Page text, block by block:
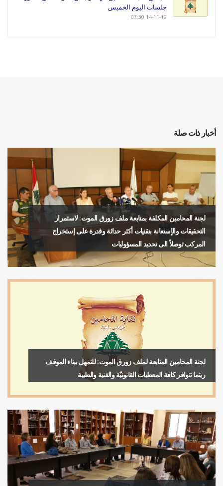
جلسات اليوم الخميس
14-11-19 07:30
أخبار ذات صلة
لجنة المحامين المكلفة بمتابعة ملف زورق الموت: لاستمرار
التحقيقات والإستعانة بتقنيات أكثر حداثة وقدرة على إستخراج
المركب توصلاً الى تحديد المسؤوليات
لجنة المحامين المتابعة لملف زورق الموت: للتمهل ببناء الموقف
ريثما تتوافر كافة المعطيات القانونيّة والفنية والطبية